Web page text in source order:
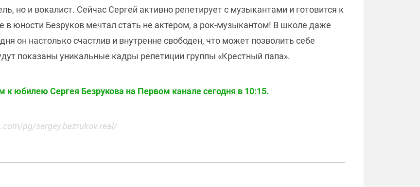
но и вокалист. Сейчас Сергей активно репетирует с музыкантами и готовится к
юности Безруков мечтал стать не актером, а рок-музыкантом! В школе даже
он настолько счастлив и внутренне свободен, что может позволить себе
показаны уникальные кадры репетиции группы «Крестный папа».
юбилею Сергея Безрукова на Первом канале сегодня в 10:15.
pg/sergey.bezrukov.real/